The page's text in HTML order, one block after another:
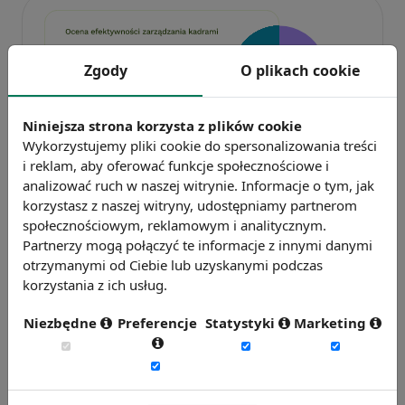
Badanie wskaźnikiHR 2026
Zmierz 59 wskaźników efektywności
personalnej, w tym absencję, fluktuację i
efektywność pracy.
Weź udział w badaniu
Zgody O plikach cookie
Niniejsza strona korzysta z plików cookie
Wykorzystujemy pliki cookie do spersonalizowania treści
i reklam, aby oferować funkcje społecznościowe i
analizować ruch w naszej witrynie. Informacje o tym, jak
korzystasz z naszej witryny, udostępniamy partnerom
społecznościowym, reklamowym i analitycznym.
Partnerzy mogą połączyć te informacje z innymi danymi
otrzymanymi od Ciebie lub uzyskanymi podczas
korzystania z ich usług.
Niezbędne Preferencje Statystyki Marketing